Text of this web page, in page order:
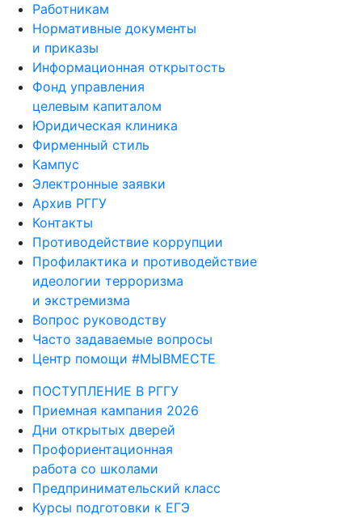
Работникам
Нормативные документы
и приказы
Информационная открытость
Фонд управления
целевым капиталом
Юридическая клиника
Фирменный стиль
Кампус
Электронные заявки
Архив РГГУ
Контакты
Противодействие коррупции
Профилактика и противодействие
идеологии терроризма
и экстремизма
Вопрос руководству
Часто задаваемые вопросы
Центр помощи #МЫВМЕСТЕ
ПОСТУПЛЕНИЕ В РГГУ
Приемная кампания 2026
Дни открытых дверей
Профориентационная
работа со школами
Предпринимательский класс
Курсы подготовки к ЕГЭ